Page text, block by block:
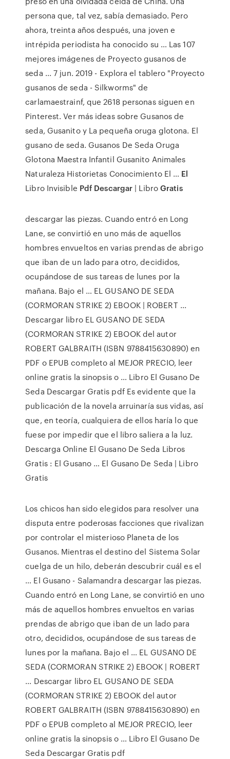
persona que, tal vez, sabía demasiado. Pero
ahora, treinta años después, una joven e
intrépida periodista ha conocido su … Las 107
mejores imágenes de Proyecto gusanos de
seda ... 7 jun. 2019 - Explora el tablero "Proyecto
gusanos de seda - Silkworms" de
carlamaestrainf, que 2618 personas siguen en
Pinterest. Ver más ideas sobre Gusanos de
seda, Gusanito y La pequeña oruga glotona. El
gusano de seda. Gusanos De Seda Oruga
Glotona Maestra Infantil Gusanito Animales
Naturaleza Historietas Conocimiento El … El
Libro Invisible Pdf Descargar | LibroGratis
descargar las piezas. Cuando entró en Long
Lane, se convirtió en uno más de aquellos
hombres envueltos en varias prendas de abrigo
que iban de un lado para otro, decididos,
ocupándose de sus tareas de lunes por la
mañana. Bajo el … EL GUSANO DE SEDA
(CORMORAN STRIKE 2) EBOOK | ROBERT ...
Descargar libro EL GUSANO DE SEDA
(CORMORAN STRIKE 2) EBOOK del autor
ROBERT GALBRAITH (ISBN 9788415630890) en
PDF o EPUB completo al MEJOR PRECIO, leer
online gratis la sinopsis o … Libro El Gusano De
Seda Descargar Gratis pdf Es evidente que la
publicación de la novela arruinaría sus vidas, así
que, en teoría, cualquiera de ellos haría lo que
fuese por impedir que el libro saliera a la luz.
Descarga Online El Gusano De Seda Libros
Gratis : El Gusano … El Gusano De Seda | Libro
Gratis
Los chicos han sido elegidos para resolver una
disputa entre poderosas facciones que rivalizan
por controlar el misterioso Planeta de los
Gusanos. Mientras el destino del Sistema Solar
cuelga de un hilo, deberán descubrir cuál es el
… El Gusano - Salamandra descargar las piezas.
Cuando entró en Long Lane, se convirtió en uno
más de aquellos hombres envueltos en varias
prendas de abrigo que iban de un lado para
otro, decididos, ocupándose de sus tareas de
lunes por la mañana. Bajo el … EL GUSANO DE
SEDA (CORMORAN STRIKE 2) EBOOK | ROBERT
... Descargar libro EL GUSANO DE SEDA
(CORMORAN STRIKE 2) EBOOK del autor
ROBERT GALBRAITH (ISBN 9788415630890) en
PDF o EPUB completo al MEJOR PRECIO, leer
online gratis la sinopsis o … Libro El Gusano De
Seda Descargar Gratis pdf